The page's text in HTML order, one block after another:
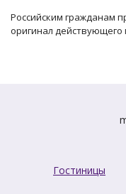
Российским гражданам
оригинал действующего
Гостиницы